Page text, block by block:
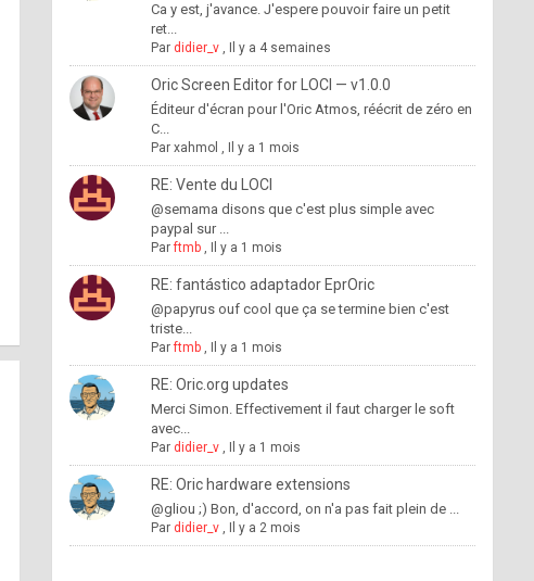
Ca y est, j'avance. J'espere pouvoir faire un petit
ret...
Par didier_v, Il y a 4 semaines
Oric Screen Editor for LOCI — v1.0.0
Éditeur d'écran pour l'Oric Atmos, réécrit de zéro en
C...
Par xahmol , Il y a 1 mois
RE: Vente du LOCI
@semama disons que c'est plus simple avec
paypal sur ...
Parftmb, Il y a 1 mois
RE: fantástico adaptador EprOric
@papyrus ouf cool que ça se termine bien c'est
triste...
Parftmb, Il y a 1 mois
RE: Oric.org updates
Merci Simon. Effectivement il faut charger le soft
avec...
Par didier_v, Il y a 1 mois
RE: Oric hardware extensions
@gliou ;) Bon, d'accord, on n'a pas fait plein de ...
Par didier_v, Il y a 2 mois